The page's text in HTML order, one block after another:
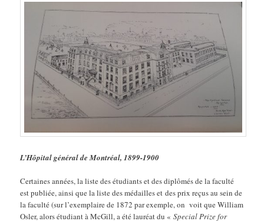
L’Hôpital général de Montréal, 1899-1900
Certaines années, la liste des étudiants et des diplômés de la faculté
est publiée, ainsi que la liste des médailles et des prix reçus au sein de
la faculté (sur l’exemplaire de 1872 par exemple, on voit que William
Osler, alors étudiant à McGill, a été lauréat du «Special Prize for